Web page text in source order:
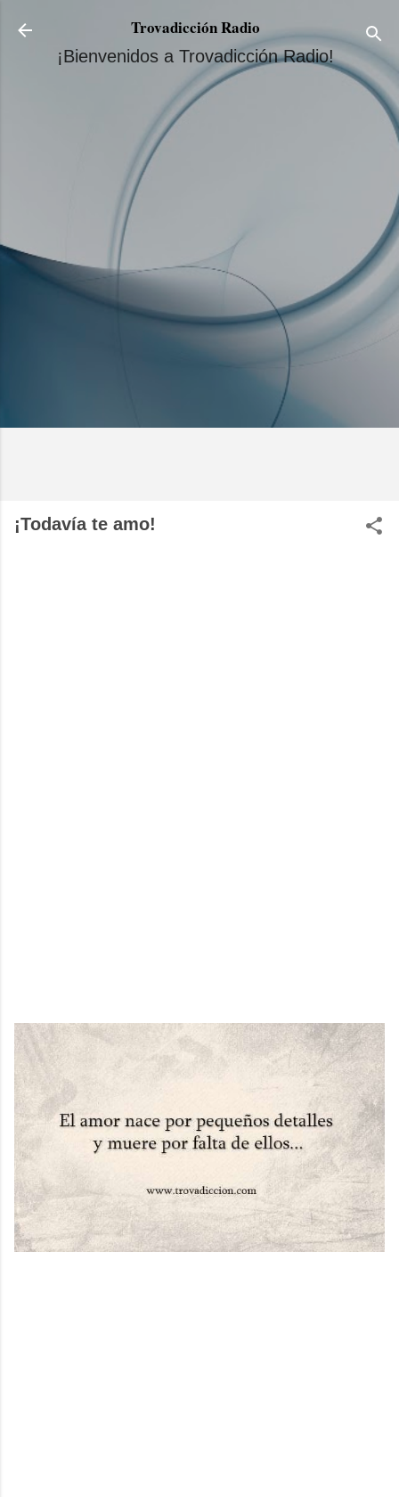
Ir al contenido principal
Trovadicción Radio
¡Bienvenidos a Trovadicción Radio!
¡Todavía te amo!